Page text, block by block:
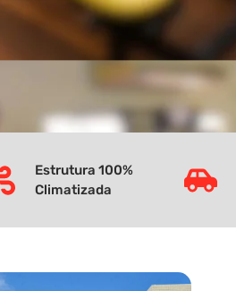
Estrutura 100%
Climatizada